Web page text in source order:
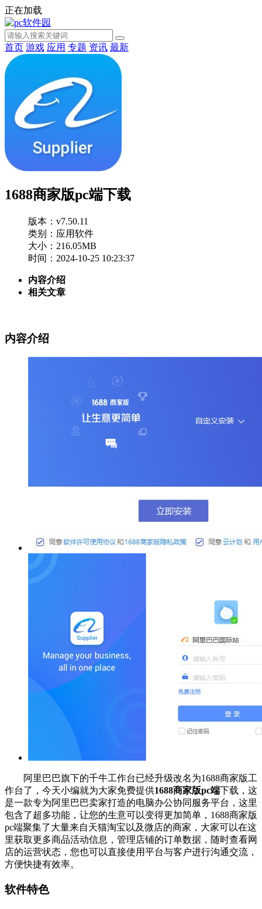
正在加载
首页 游戏 应用 专题 资讯 最新
1688商家版pc端下载
版本：v7.50.11
类别：应用软件
大小：216.05MB
时间：2024-10-25 10:23:37
内容介绍
相关文章
内容介绍
阿里巴巴旗下的千牛工作台已经升级改名为1688商家版工
作台了，今天小编就为大家免费提供1688商家版pc端下载，这
是一款专为阿里巴巴卖家打造的电脑办公协同服务平台，这里
包含了超多功能，让您的生意可以变得更加简单，1688商家版
pc端聚集了大量来自天猫淘宝以及微店的商家，大家可以在这
里获取更多商品活动信息，管理店铺的订单数据，随时查看网
店的运营状态，您也可以直接使用平台与客户进行沟通交流，
方便快捷有效率。
软件特色